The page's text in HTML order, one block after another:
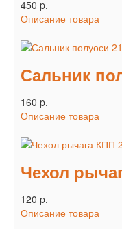
450 p.
Описание товара
Сальник
160 p.
Описание товара
Чехол
120 p.
Описание товара